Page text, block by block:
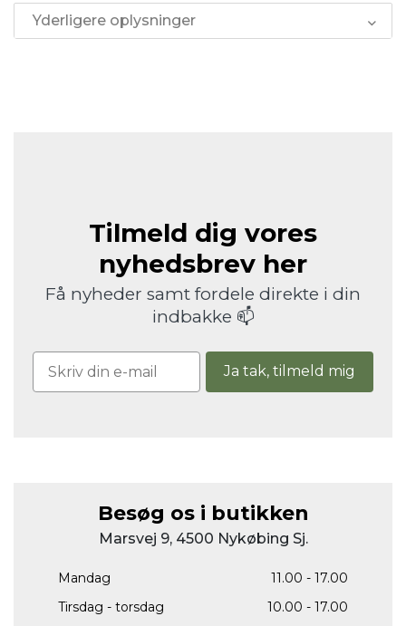
Yderligere oplysninger
Tilmeld dig vores
nyhedsbrev her
Få nyheder samt fordele direkte i din
indbakke 📫
Ja tak, tilmeld mig
Besøg os i butikken
Marsvej 9, 4500 Nykøbing Sj.
Mandag
11.00 - 17.00
Tirsdag - torsdag
10.00 - 17.00